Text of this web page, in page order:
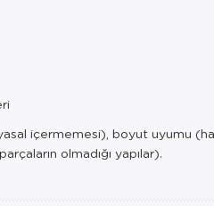
içermemesi), boyut uyumu
olmadığı yapılar).